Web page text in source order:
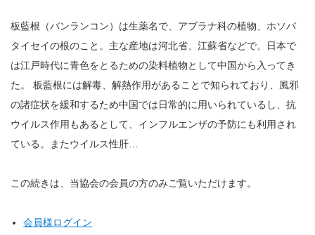
板藍根（バンランコン）は生薬名で、アブラナ科の植物、ホソバ
タイセイの根のこと。主な産地は河北省、江蘇省などで、日本で
は江戸時代に青色をとるための染料植物として中国から入ってき
た。 板藍根には解毒、解熱作用があることで知られており、風邪
の諸症状を緩和するため中国では日常的に用いられているし、抗
ウイルス作用もあるとして、インフルエンザの予防にも利用され
ている。またウイルス性肝…
この続きは、当協会の会員の方のみご覧いただけます。
会員様ログイン